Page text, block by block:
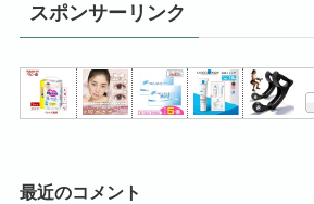
スポンサーリンク
最近のコメント